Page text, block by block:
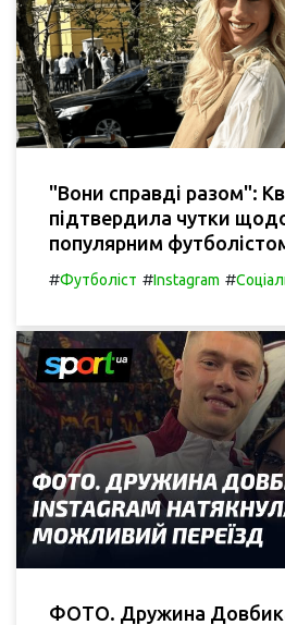
"Вони справді разом":
підтвердила чутки
популярним
#Футболіст #Instagram #
ФОТО. Дружина